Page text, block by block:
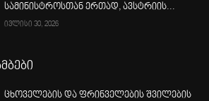
სამინისტროსთან ერთად, ავსტრიის...
ივლისი 30, 2026
ცხოველების და ფრინველების შვილების